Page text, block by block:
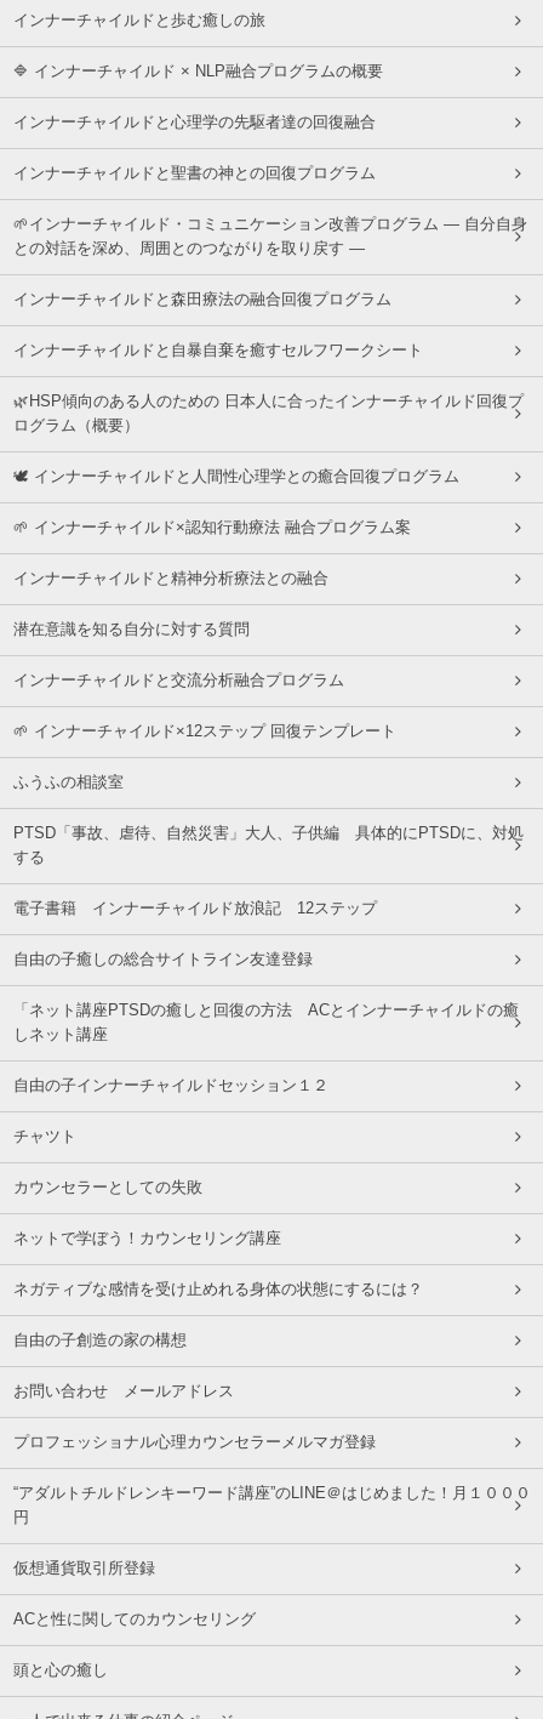
インナーチャイルドと歩む癒しの旅
🔷 インナーチャイルド × NLP融合プログラムの概要
インナーチャイルドと心理学の先駆者達の回復融合
インナーチャイルドと聖書の神との回復プログラム
🌱インナーチャイルド・コミュニケーション改善プログラム ― 自分自身
との対話を深め、周囲とのつながりを取り戻す ―
インナーチャイルドと森田療法の融合回復プログラム
インナーチャイルドと自暴自棄を癒すセルフワークシート
🌿HSP傾向のある人のための 日本人に合ったインナーチャイルド回復プ
ログラム（概要）
🕊 インナーチャイルドと人間性心理学との癒合回復プログラム
🌱 インナーチャイルド×認知行動療法 融合プログラム案
インナーチャイルドと精神分析療法との融合
潜在意識を知る自分に対する質問
インナーチャイルドと交流分析融合プログラム
🌱 インナーチャイルド×12ステップ 回復テンプレート
ふうふの相談室
PTSD「事故、虐待、自然災害」大人、子供編 具体的にPTSDに、対処
する
電子書籍 インナーチャイルド放浪記 12ステップ
自由の子癒しの総合サイトライン友達登録
「ネット講座PTSDの癒しと回復の方法 ACとインナーチャイルドの癒
しネット講座
自由の子インナーチャイルドセッション１２
チャツト
カウンセラーとしての失敗
ネットで学ぼう！カウンセリング講座
ネガティブな感情を受け止めれる身体の状態にするには？
自由の子創造の家の構想
お問い合わせ メールアドレス
プロフェッショナル心理カウンセラーメルマガ登録
“アダルトチルドレンキーワード講座”のLINE＠はじめました！月１０００
円
仮想通貨取引所登録
ACと性に関してのカウンセリング
頭と心の癒し